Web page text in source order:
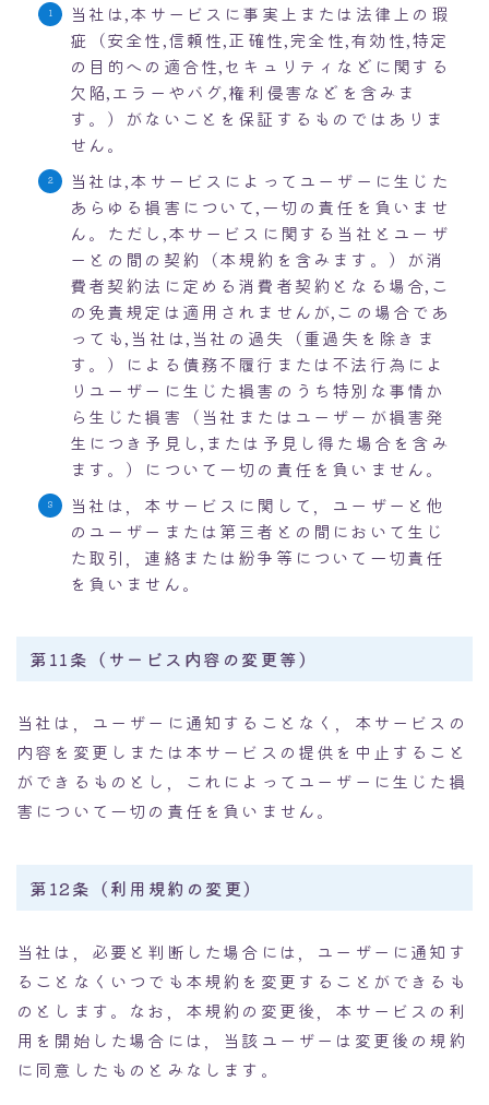
当社は,本サービスに事実上または法律上の瑕
疵（安全性,信頼性,正確性,完全性,有効性,特定
の目的への適合性,セキュリティなどに関する
欠陥,エラーやバグ,権利侵害などを含みま
す。）がないことを保証するものではありま
せん。
当社は,本サービスによってユーザーに生じた
あらゆる損害について,一切の責任を負いませ
ん。ただし,本サービスに関する当社とユーザ
ーとの間の契約（本規約を含みます。）が消
費者契約法に定める消費者契約となる場合,こ
の免責規定は適用されませんが,この場合であ
っても,当社は,当社の過失（重過失を除きま
す。）による債務不履行または不法行為によ
りユーザーに生じた損害のうち特別な事情か
ら生じた損害（当社またはユーザーが損害発
生につき予見し,または予見し得た場合を含み
ます。）について一切の責任を負いません。
当社は，本サービスに関して，ユーザーと他
のユーザーまたは第三者との間において生じ
た取引，連絡または紛争等について一切責任
を負いません。
第11条（サービス内容の変更等）
当社は，ユーザーに通知することなく，本サービスの
内容を変更しまたは本サービスの提供を中止すること
ができるものとし，これによってユーザーに生じた損
害について一切の責任を負いません。
第12条（利用規約の変更）
当社は，必要と判断した場合には，ユーザーに通知す
ることなくいつでも本規約を変更することができるも
のとします。なお，本規約の変更後，本サービスの利
用を開始した場合には，当該ユーザーは変更後の規約
に同意したものとみなします。